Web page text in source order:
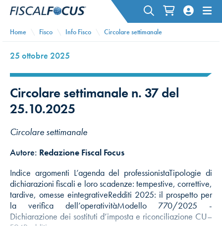
Home Fisco Info Fisco Circolare settimanale
25 ottobre 2025
Circolare settimanale n. 37 del
25.10.2025
Circolare settimanale
Autore: Redazione Fiscal Focus
Indice argomenti L’agenda del professionistaTipologie di
dichiarazioni fiscali e loro scadenze: tempestive, correttive,
tardive, omesse eintegrativeRedditi 2025: il prospetto per
la verifica dell’operativitàModello 770/2025 -
Dichiarazione dei sostituti d’imposta e riconciliazione CU–